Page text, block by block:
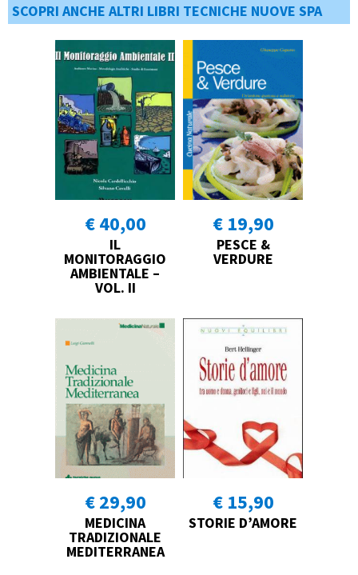
SCOPRI ANCHE ALTRI LIBRI TECNICHE NUOVE SPA
€ 40,00
IL
MONITORAGGIO
AMBIENTALE –
VOL. II
€ 19,90
PESCE &
VERDURE
€ 29,90
MEDICINA
TRADIZIONALE
MEDITERRANEA
€ 15,90
STORIE D’AMORE